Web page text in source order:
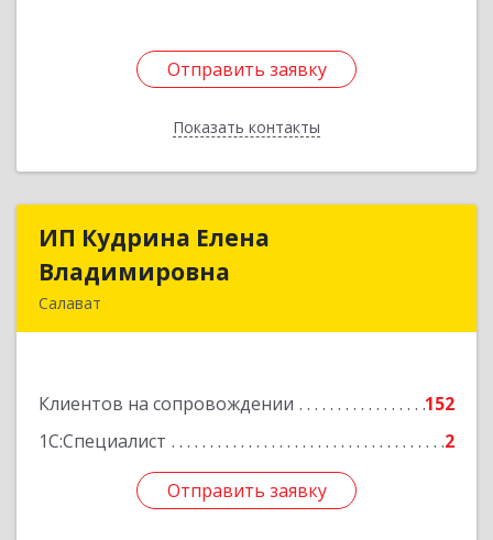
Отправить заявку
Показать контакты
Отправить заявку
Назад
ИП Кудрина Елена
Владимировна
Салават
Клиентов на сопровождении
152
1С:Специалист
2
Отправить заявку
ИП Кудрина Елена
Подробнее
Отправить заявку